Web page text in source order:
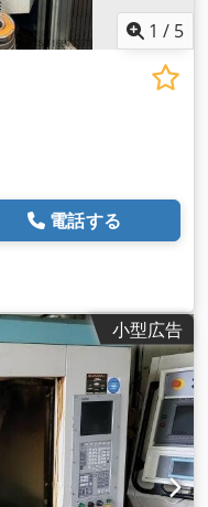
1 / 5
電話する
小型広告